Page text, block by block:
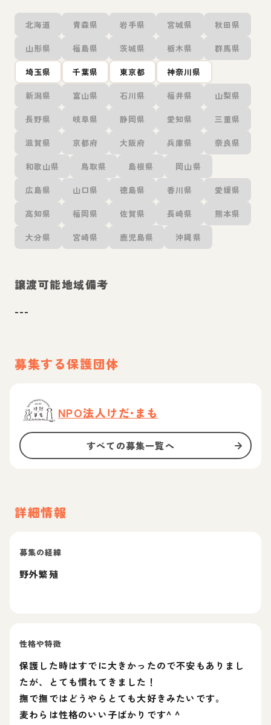
北海道 青森県 岩手県 宮城県 秋田県
山形県 福島県 茨城県 栃木県 群馬県
埼玉県 千葉県 東京都 神奈川県
新潟県 富山県 石川県 福井県 山梨県
長野県 岐阜県 静岡県 愛知県 三重県
滋賀県 京都府 大阪府 兵庫県 奈良県
和歌山県 鳥取県 島根県 岡山県
広島県 山口県 徳島県 香川県 愛媛県
高知県 福岡県 佐賀県 長崎県 熊本県
大分県 宮崎県 鹿児島県 沖縄県
譲渡可能地域備考
---
募集する保護団体
NPO法人けだ•まも
すべての募集一覧へ
詳細情報
募集の経緯
野外繁殖
性格や特徴
保護した時はすでに大きかったので不安もありまし
たが、とても慣れてきました！
撫で撫ではどうやらとても大好きみたいです。
麦わらは性格のいい子ばかりです^ ^